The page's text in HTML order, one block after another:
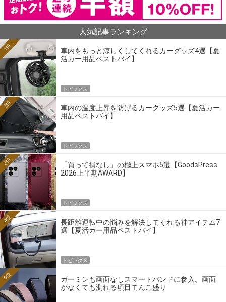
人気記事ランキング
車内をもっと涼しくしてくれるカーグッズ4選【夏
活カー用品ベストバイ】
1位
トピックス
車内の温度上昇を防げるカーグッズ5選【夏活カー
用品ベストバイ】
2位
トピックス
「買って損なし」の極上スマホ5選【GoodsPress
2026上半期AWARD】
3位
トピックス
長距離運転中の悩みを解決してくれる神アイテム7
選【夏活カー用品ベストバイ】
4位
トピックス
ガーミンも画面なしスマートバンドに参入。画面
がなくても測れる項目てんこ盛り
5位